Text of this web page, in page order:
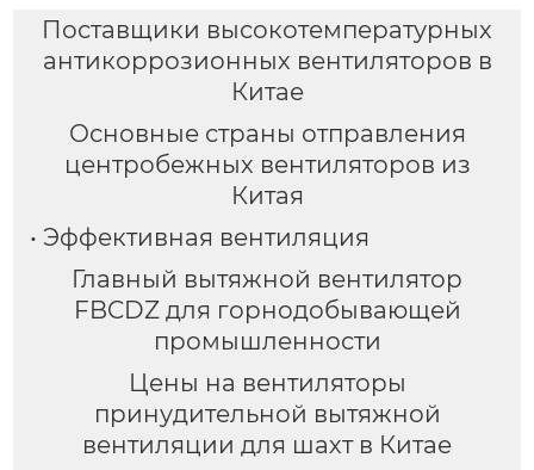
Поставщики высокотемпературных
антикоррозионных вентиляторов в
Китае
Основные страны отправления
центробежных вентиляторов из
Китая
• Эффективная вентиляция
Главный вытяжной вентилятор
FBCDZ для горнодобывающей
промышленности
Цены на вентиляторы
принудительной вытяжной
вентиляции для шахт в Китае